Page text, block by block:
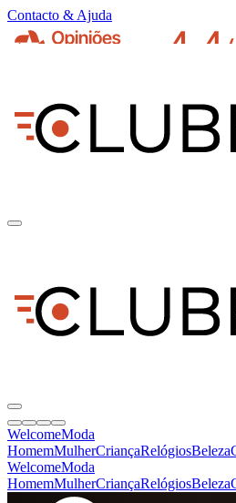
Contacto & Ajuda
WelcomeModa
HomemMulherCriançaRelógiosBeleza
WelcomeModa
HomemMulherCriançaRelógiosBeleza